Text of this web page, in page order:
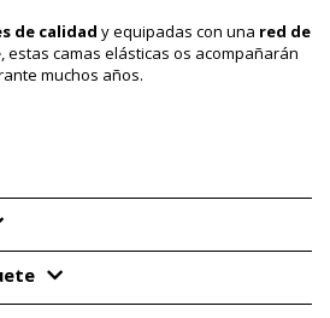
de calidad y equipadas con una red de
, estas camas elásticas os acompañarán
muchos años.